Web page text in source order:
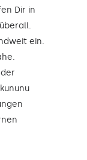
Dir in
ein.